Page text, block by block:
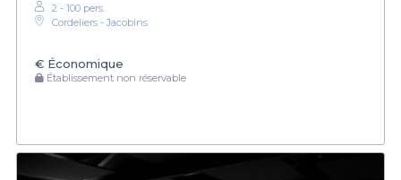
2 - 100 pers.
Cordeliers - Jacobins
€ Économique
Établissement non réservable